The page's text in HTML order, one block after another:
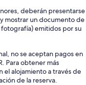
deberán presentarse
mostrar un documento de
emitidos por su
no se aceptan pagos en
Para obtener más
el alojamiento a través de
de la reserva.